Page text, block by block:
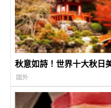
秋意如詩！世界十大秋日
國外